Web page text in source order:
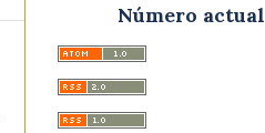
Número actual